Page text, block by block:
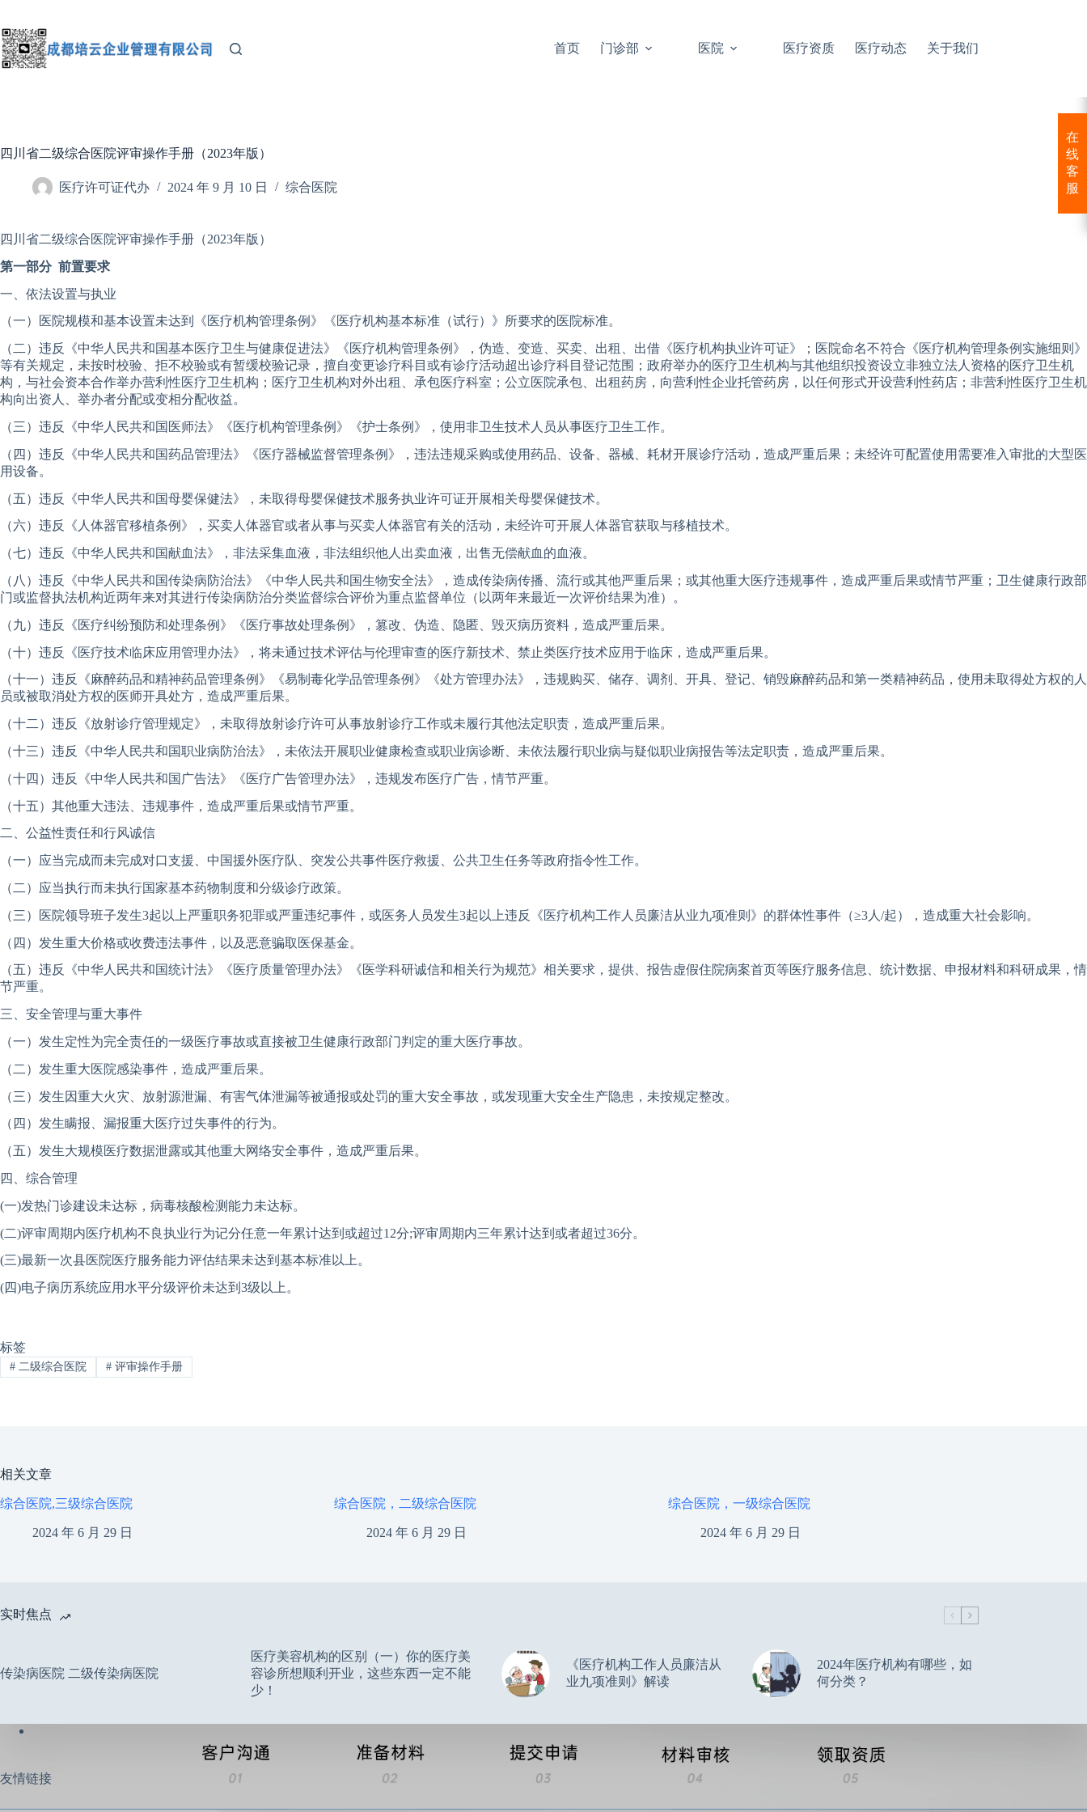
内
容
首页 门诊部 医院 医疗资质 医疗动态 关于我们
四川省二级综合医院评审操作手册（2023年版）
医疗许可证代办 2024 年 9 月 10 日 综合医院
四川省二级综合医院评审操作手册（2023年版）
第一部分 前置要求
一、依法设置与执业
（一）医院规模和基本设置未达到《医疗机构管理条例》《医疗机构基本标准（试行）》所要求的医院标准。
（二）违反《中华人民共和国基本医疗卫生与健康促进法》《医疗机构管理条例》，伪造、变造、买卖、出租、出借《医疗机构执业许可证》；医院命名不符合《医疗机构管理条例实施细则》
等有关规定，未按时校验、拒不校验或有暂缓校验记录，擅自变更诊疗科目或有诊疗活动超出诊疗科目登记范围；政府举办的医疗卫生机构与其他组织投资设立非独立法人资格的医疗卫生机
构，与社会资本合作举办营利性医疗卫生机构；医疗卫生机构对外出租、承包医疗科室；公立医院承包、出租药房，向营利性企业托管药房，以任何形式开设营利性药店；非营利性医疗卫生机
构向出资人、举办者分配或变相分配收益。
（三）违反《中华人民共和国医师法》《医疗机构管理条例》《护士条例》，使用非卫生技术人员从事医疗卫生工作。
（四）违反《中华人民共和国药品管理法》《医疗器械监督管理条例》，违法违规采购或使用药品、设备、器械、耗材开展诊疗活动，造成严重后果；未经许可配置使用需要准入审批的大型医
用设备。
（五）违反《中华人民共和国母婴保健法》，未取得母婴保健技术服务执业许可证开展相关母婴保健技术。
（六）违反《人体器官移植条例》，买卖人体器官或者从事与买卖人体器官有关的活动，未经许可开展人体器官获取与移植技术。
（七）违反《中华人民共和国献血法》，非法采集血液，非法组织他人出卖血液，出售无偿献血的血液。
（八）违反《中华人民共和国传染病防治法》《中华人民共和国生物安全法》，造成传染病传播、流行或其他严重后果；或其他重大医疗违规事件，造成严重后果或情节严重；卫生健康行政部
门或监督执法机构近两年来对其进行传染病防治分类监督综合评价为重点监督单位（以两年来最近一次评价结果为准）。
（九）违反《医疗纠纷预防和处理条例》《医疗事故处理条例》，篡改、伪造、隐匿、毁灭病历资料，造成严重后果。
（十）违反《医疗技术临床应用管理办法》，将未通过技术评估与伦理审查的医疗新技术、禁止类医疗技术应用于临床，造成严重后果。
（十一）违反《麻醉药品和精神药品管理条例》《易制毒化学品管理条例》《处方管理办法》，违规购买、储存、调剂、开具、登记、销毁麻醉药品和第一类精神药品，使用未取得处方权的人
员或被取消处方权的医师开具处方，造成严重后果。
（十二）违反《放射诊疗管理规定》，未取得放射诊疗许可从事放射诊疗工作或未履行其他法定职责，造成严重后果。
（十三）违反《中华人民共和国职业病防治法》，未依法开展职业健康检查或职业病诊断、未依法履行职业病与疑似职业病报告等法定职责，造成严重后果。
（十四）违反《中华人民共和国广告法》《医疗广告管理办法》，违规发布医疗广告，情节严重。
（十五）其他重大违法、违规事件，造成严重后果或情节严重。
二、公益性责任和行风诚信
（一）应当完成而未完成对口支援、中国援外医疗队、突发公共事件医疗救援、公共卫生任务等政府指令性工作。
（二）应当执行而未执行国家基本药物制度和分级诊疗政策。
（三）医院领导班子发生3起以上严重职务犯罪或严重违纪事件，或医务人员发生3起以上违反《医疗机构工作人员廉洁从业九项准则》的群体性事件（≥3人/起），造成重大社会影响。
（四）发生重大价格或收费违法事件，以及恶意骗取医保基金。
（五）违反《中华人民共和国统计法》《医疗质量管理办法》《医学科研诚信和相关行为规范》相关要求，提供、报告虚假住院病案首页等医疗服务信息、统计数据、申报材料和科研成果，情
节严重。
三、安全管理与重大事件
（一）发生定性为完全责任的一级医疗事故或直接被卫生健康行政部门判定的重大医疗事故。
（二）发生重大医院感染事件，造成严重后果。
（三）发生因重大火灾、放射源泄漏、有害气体泄漏等被通报或处罚的重大安全事故，或发现重大安全生产隐患，未按规定整改。
（四）发生瞒报、漏报重大医疗过失事件的行为。
（五）发生大规模医疗数据泄露或其他重大网络安全事件，造成严重后果。
四、综合管理
(一)发热门诊建设未达标，病毒核酸检测能力未达标。
(二)评审周期内医疗机构不良执业行为记分任意一年累计达到或超过12分;评审周期内三年累计达到或者超过36分。
(三)最新一次县医院医疗服务能力评估结果未达到基本标准以上。
(四)电子病历系统应用水平分级评价未达到3级以上。
标签
#二级综合医院 #评审操作手册
相关文章
综合医院,三级综合医院
2024 年 6 月 29 日
综合医院，二级综合医院
2024 年 6 月 29 日
综合医院，一级综合医院
2024 年 6 月 29 日
在
线
客
服
实时焦点
传染病医院 二级传染病医院
医疗美容机构的区别（一）你的医疗美
容诊所想顺利开业，这些东西一定不能
少！
《医疗机构工作人员廉洁从
业九项准则》解读
2024年医疗机构有哪些，如
何分类？
友情链接